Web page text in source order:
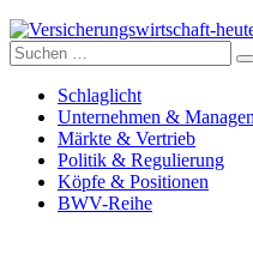
Versicherungswirtschaft-heute
Suche
nach:
Schlaglicht
Unternehmen &
Märkte & Vertrieb
Politik & Regulierung
Köpfe & Positionen
BWV-Reihe